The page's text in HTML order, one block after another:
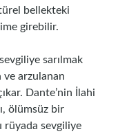
bellekteki
girebilir.
sarılmak
ve arzulanan
Dante’nin İlahi
ölümsüz bir
rüyada sevgiliye